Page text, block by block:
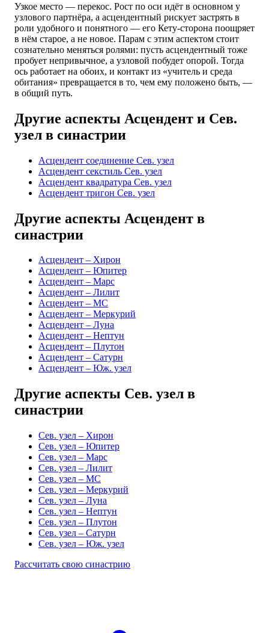
Узкое место — перекос. Рост по оси идёт в основном у
узлового партнёра, а асцендентный рискует застрять в
роли удобного и понятного — его Кету-сторона поощряет
в нём старое, а не новое. Парам с этим аспектом стоит
сознательно меняться ролями: пусть асцендентный тоже
пробует непривычное, а узловой побудет опорой. Тогда
ось работает на обоих, и контакт из «учитель и среда
обитания» превращается в то, чем ему положено быть, —
в общий путь.
Другие аспекты Асцендент и Сев.
узел в синастрии
Асцендент соединение Сев. узел
Асцендент секстиль Сев. узел
Асцендент квадратура Сев. узел
Асцендент тригон Сев. узел
Другие аспекты Асцендент в
синастрии
Асцендент – Хирон
Асцендент – Юпитер
Асцендент – Марс
Асцендент – Лилит
Асцендент – MC
Асцендент – Меркурий
Асцендент – Луна
Асцендент – Нептун
Асцендент – Плутон
Асцендент – Сатурн
Асцендент – Юж. узел
Другие аспекты Сев. узел в
синастрии
Сев. узел – Хирон
Сев. узел – Юпитер
Сев. узел – Марс
Сев. узел – Лилит
Сев. узел – MC
Сев. узел – Меркурий
Сев. узел – Луна
Сев. узел – Нептун
Сев. узел – Плутон
Сев. узел – Сатурн
Сев. узел – Юж. узел
Рассчитать свою синастрию